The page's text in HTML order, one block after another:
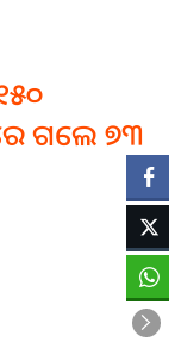
ଗଲେ ୭୩